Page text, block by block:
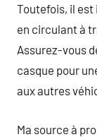
Toutefois, il
en circulant à
Assurez-vous
casque pour
aux autres
Ma source à